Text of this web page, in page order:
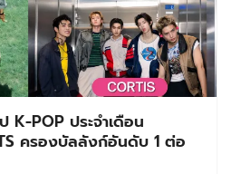
POP ประจำเดือน
ครองบัลลังก์อันดับ 1 ต่อ